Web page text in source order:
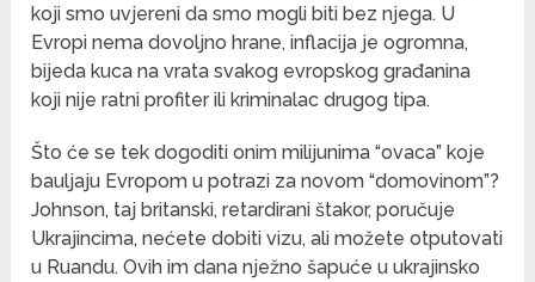
koji smo uvjereni da smo mogli biti bez njega. U
Evropi nema dovoljno hrane, inflacija je ogromna,
bijeda kuca na vrata svakog evropskog građanina
koji nije ratni profiter ili kriminalac drugog tipa.
Što će se tek dogoditi onim milijunima “ovaca” koje
bauljaju Evropom u potrazi za novom “domovinom”?
Johnson, taj britanski, retardirani štakor, poručuje
Ukrajincima, nećete dobiti vizu, ali možete otputovati
u Ruandu. Ovih im dana nježno šapuće u ukrajinsko